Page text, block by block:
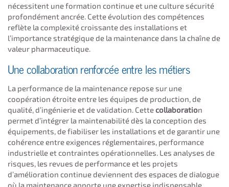
nécessitent une formation continue et une culture sécurité
profondément ancrée. Cette évolution des compétences
reflète la complexité croissante des installations et
l’importance stratégique de la maintenance dans la chaîne de
valeur pharmaceutique.
Une collaboration renforcée entre les métiers
La performance de la maintenance repose sur une
coopération étroite entre les équipes de production, de
qualité, d’ingénierie et de validation. Cettecollaboration
permet d’intégrer la maintenabilité dès la conception des
équipements, de fiabiliser les installations et de garantir une
cohérence entre exigences réglementaires, performance
industrielle et contraintes opérationnelles. Les analyses de
risques, les revues de performance et les projets
d’amélioration continue deviennent des espaces de dialogue
où la maintenance apporte une expertise indispensable.